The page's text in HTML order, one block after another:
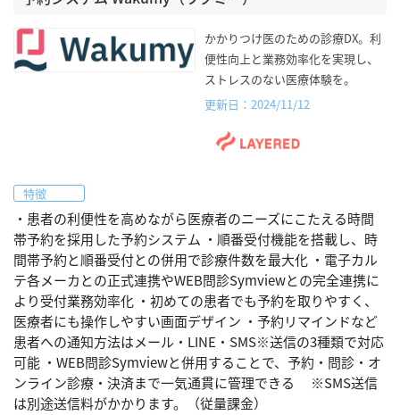
かかりつけ医のための診療DX。利
便性向上と業務効率化を実現し、
ストレスのない医療体験を。
更新日：2024/11/12
特徴
・患者の利便性を高めながら医療者のニーズにこたえる時間
帯予約を採用した予約システム ・順番受付機能を搭載し、時
間帯予約と順番受付との併用で診療件数を最大化 ・電子カル
テ各メーカとの正式連携やWEB問診Symviewとの完全連携に
より受付業務効率化 ・初めての患者でも予約を取りやすく、
医療者にも操作しやすい画面デザイン ・予約リマインドなど
患者への通知方法はメール・LINE・SMS※送信の3種類で対応
可能 ・WEB問診Symviewと併用することで、予約・問診・オ
ンライン診療・決済まで一気通貫に管理できる ※SMS送信
は別途送信料がかかります。（従量課金）